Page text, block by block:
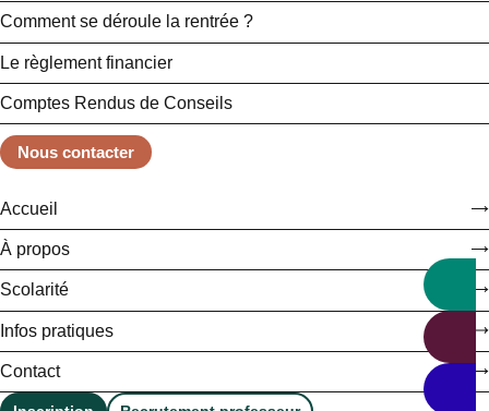
Comment se déroule la rentrée ?
Le règlement financier
Comptes Rendus de Conseils
Nous contacter
Accueil
À propos
Scolarité
Infos pratiques
Contact